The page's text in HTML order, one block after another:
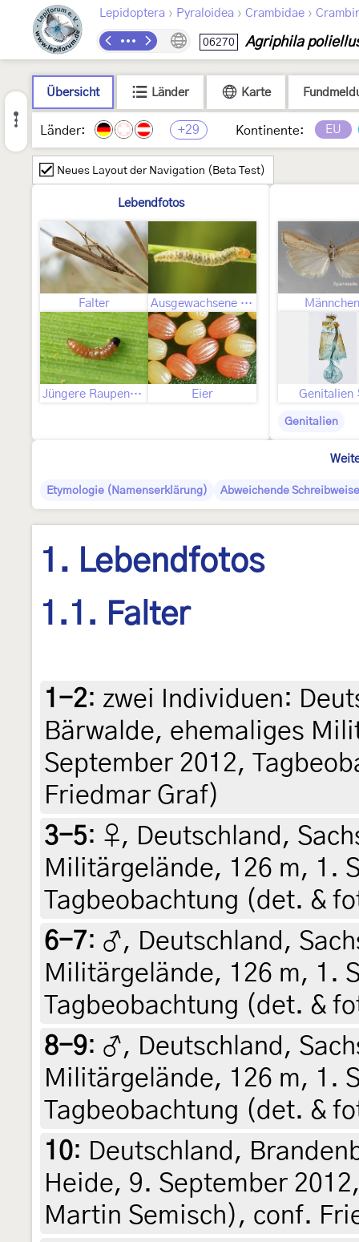
Lepidoptera › Pyraloidea › Crambidae ›
06270 Agriphila
Übersicht Länder Karte
Länder: +29 Kontinente: EU
Neues Layout der Navigation (Beta Test)
Lebendfotos
Falter Ausgewachsene Raupe
Jüngere Raupenstadien Eier
Männchen
Genitalien
Genitalien
Etymologie (Namenserklärung) Abweichende
1. Lebendfotos
1.1. Falter
1-2: zwei Individuen:
Bärwalde, ehemaliges
September 2012,
Friedmar Graf)
3-5: ♀, Deutschland,
Militärgelände, 126 m, 1.
Tagbeobachtung (det. &
6-7: ♂, Deutschland,
Militärgelände, 126 m, 1.
Tagbeobachtung (det. &
8-9: ♂, Deutschland,
Militärgelände, 126 m, 1.
Tagbeobachtung (det. &
10: Deutschland,
Heide, 9. September
Martin Semisch), conf.